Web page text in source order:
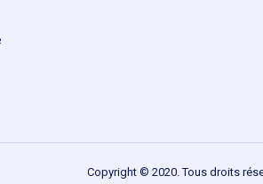
Copyright © 2020. Tous droits